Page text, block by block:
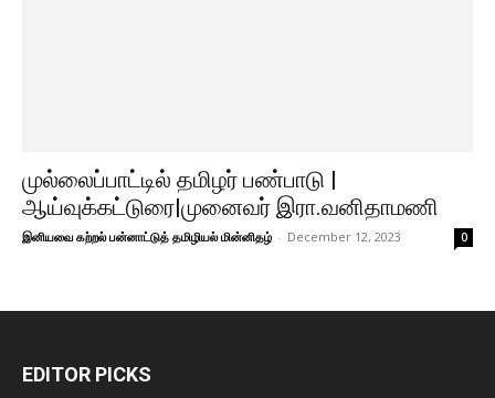
முல்லைப்பாட்டில் தமிழர் பண்பாடு |
ஆய்வுக்கட்டுரை|முனைவர் இரா.வனிதாமணி
இனியவை கற்றல் பன்னாட்டுத் தமிழியல் மின்னிதழ் - December 12, 2023 0
EDITOR PICKS